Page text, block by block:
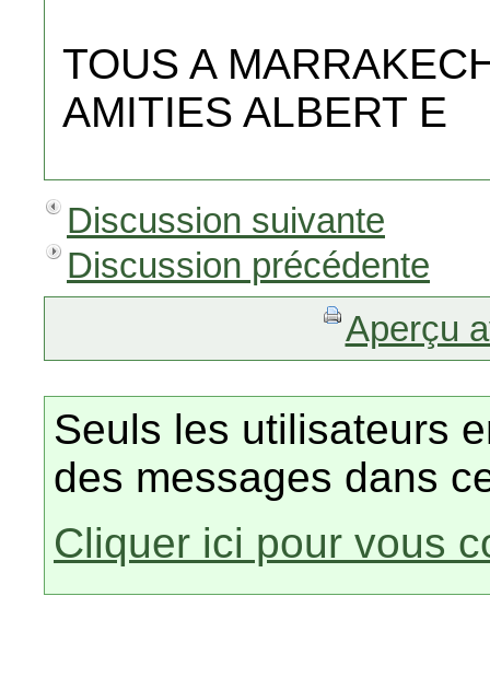
TOUS A
AMITIES ALBERT E
Discussion suivante
Discussion précédente
Aperçu
Seuls les utilisateurs
des messages dans
Cliquer ici pour vous